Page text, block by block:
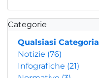
Categorie
Qualsiasi Categoria
Notizie (76)
Infografiche (21)